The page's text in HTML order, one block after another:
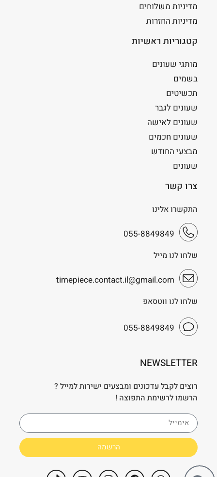
מדיניות משלוחים
מדיניות החזרות
קטגוריות ראשיות
מותגי שעונים
בשמים
תכשיטים
שעונים לגבר
שעונים לאישה
שעונים חכמים
מבצעי החודש
שעונים
צרו קשר
התקשרו אלינו
055-8849849
שלחו לנו מייל
timepiece.contact.il@gmail.com
שלחו לנו ווטסאפ
055-8849849
NEWSLETTER
רוצים לקבל עדכונים ומבצעים ישירות למייל ?
הרשמו לרשימת התפוצה !
הרשמה